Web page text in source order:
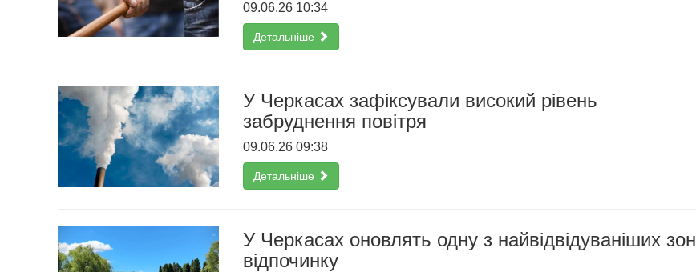
09.06.26 10:34
Детальніше
У Черкасах зафіксували високий рівень
забруднення повітря
09.06.26 09:38
Детальніше
У Черкасах оновлять одну з найвідвідуваніших зон
відпочинку